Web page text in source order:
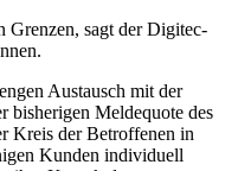
Grenzen, sagt der Digitec-
Austausch mit der
Meldequote des
Kreis der Betroffenen in
Kunden individuell